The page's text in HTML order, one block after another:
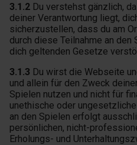
3.1.2 Du verstehst gänzlich,
deiner Verantwortung liegt,
sicherzustellen, dass du am
durch diese Teilnahme an
dich geltenden Gesetze
3.1.3 Du wirst die Webseite
und allein für den Zweck
Spielen nutzen und nicht für
unethische oder
an den Spielen erfolgt
persönlichen, nicht-
Erholungs- und